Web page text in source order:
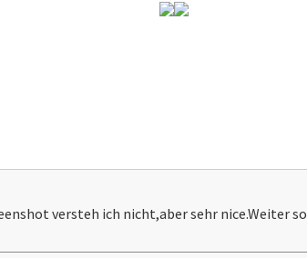
versteh ich nicht,aber sehr nice.Weiter so